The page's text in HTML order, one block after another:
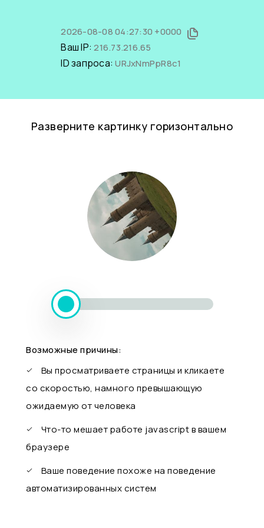
2026-08-08 04:27:30 +0000
Ваш IP:216.73.216.65
ID запроса:URJxNmPpR8c1
Разверните картинку горизонтально
Возможные причины:
Вы просматриваете страницы и кликаете
со скоростью, намного превышающую
ожидаемую от человека
Что-то мешает работе javascript в вашем
браузере
Ваше поведение похоже на поведение
автоматизированных систем